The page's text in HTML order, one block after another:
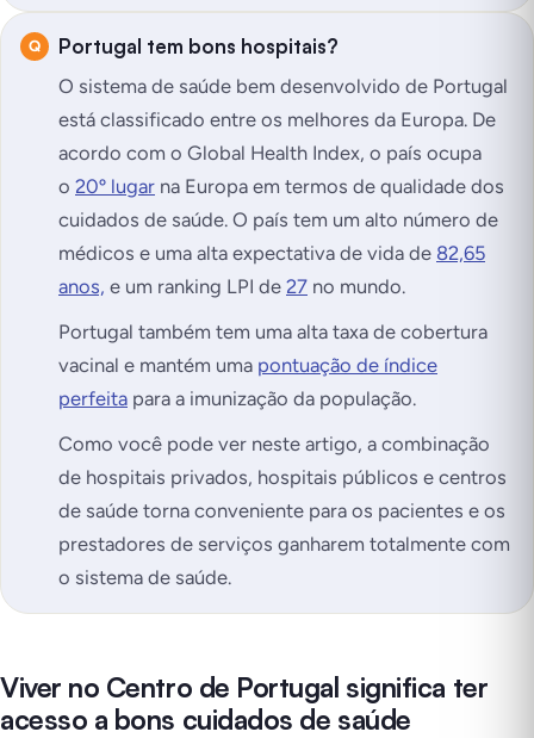
Portugal tem bons hospitais?
O sistema de saúde bem desenvolvido de Portugal
está classificado entre os melhores da Europa. De
acordo com o Global Health Index, o país ocupa
o 20º lugar na Europa em termos de qualidade dos
cuidados de saúde. O país tem um alto número de
médicos e uma alta expectativa de vida de 82,65
anos, e um ranking LPI de 27 no mundo.
Portugal também tem uma alta taxa de cobertura
vacinal e mantém uma pontuação de índice
perfeita para a imunização da população.
Como você pode ver neste artigo, a combinação
de hospitais privados, hospitais públicos e centros
de saúde torna conveniente para os pacientes e os
prestadores de serviços ganharem totalmente com
o sistema de saúde.
Viver no Centro de Portugal significa ter
acesso a bons cuidados de saúde